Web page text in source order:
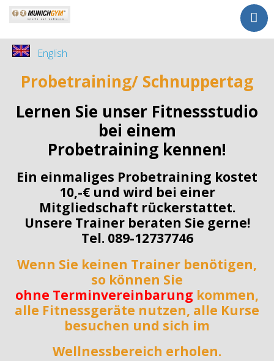
Home
Sports
Kurse
Tarife
Probetraining
Kontakt
ohne Vertrag
English
Probetraining/ Schnuppertag
Lernen Sie unser Fitnessstudio
bei einem
Probetraining kennen!
Ein einmaliges Probetraining kostet
10,-€ und wird bei einer
Mitgliedschaft rückerstattet.
Unsere Trainer beraten Sie gerne!
Tel. 089-12737746
Wenn Sie keinen Trainer benötigen,
so können Sie
ohne Terminvereinbarung kommen,
alle Fitnessgeräte nutzen, alle Kurse
besuchen und sich im
Wellnessbereich erholen.